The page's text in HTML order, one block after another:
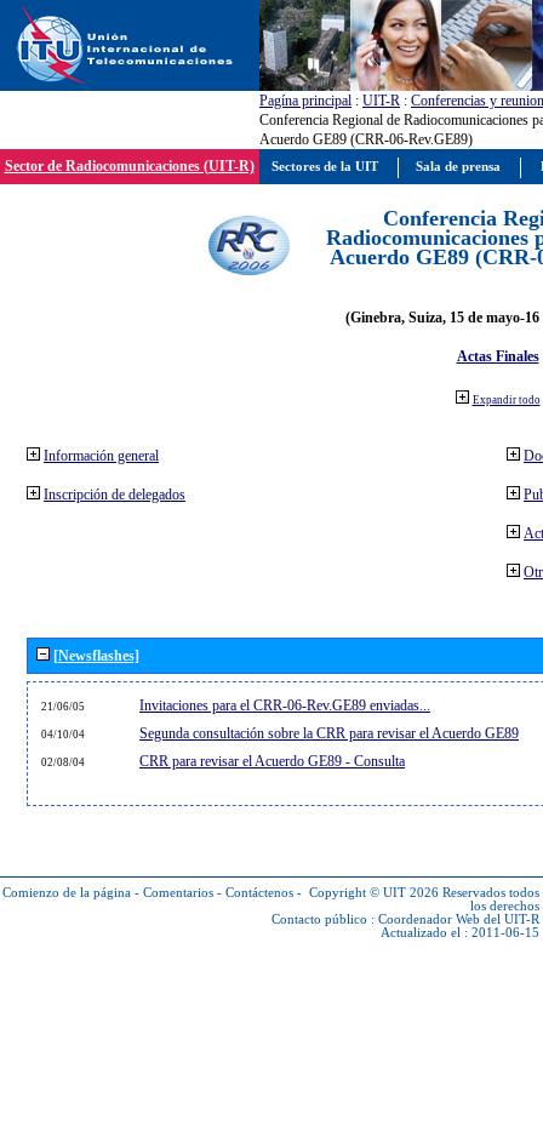
Pagína principal : UIT-R : Conferencias y
Conferencia Regional de Radiocomunicaciones
Acuerdo GE89 (CRR-06-Rev.GE89)
Sector de Radiocomunicaciones (UIT-R)
Conferencia
Radiocomunicaciones
Acuerdo GE89 (CRR-
(Ginebra, Suiza, 15 de mayo-
Actas Finales
Expandir todo
Información general
Inscripción de delegados
[Newsflashes]
21/06/05 Invitaciones para el CRR-06-Rev.GE89 enviadas...
04/10/04 Segunda consultación sobre la CRR para revisar el Acuerdo GE89
02/08/04 CRR para revisar el Acuerdo GE89 - Consulta
Comienzo de la página - Comentarios - Contáctenos - Copyright © UIT 2026 Reservados todos
los derechos
Contacto público : Coordenador Web del UIT-R
Actualizado el : 2011-06-15
Sectores de la UIT Sala de prensa